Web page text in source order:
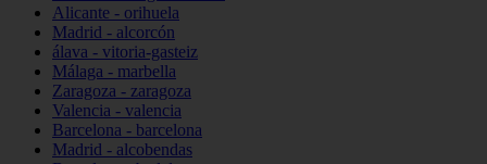
Alicante - orihuela
Madrid - alcorcón
álava - vitoria-gasteiz
Málaga - marbella
Zaragoza - zaragoza
Valencia - valencia
Barcelona - barcelona
Madrid - alcobendas